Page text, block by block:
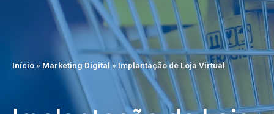
Início» Marketing Digital» Implantação de Loja Virtual